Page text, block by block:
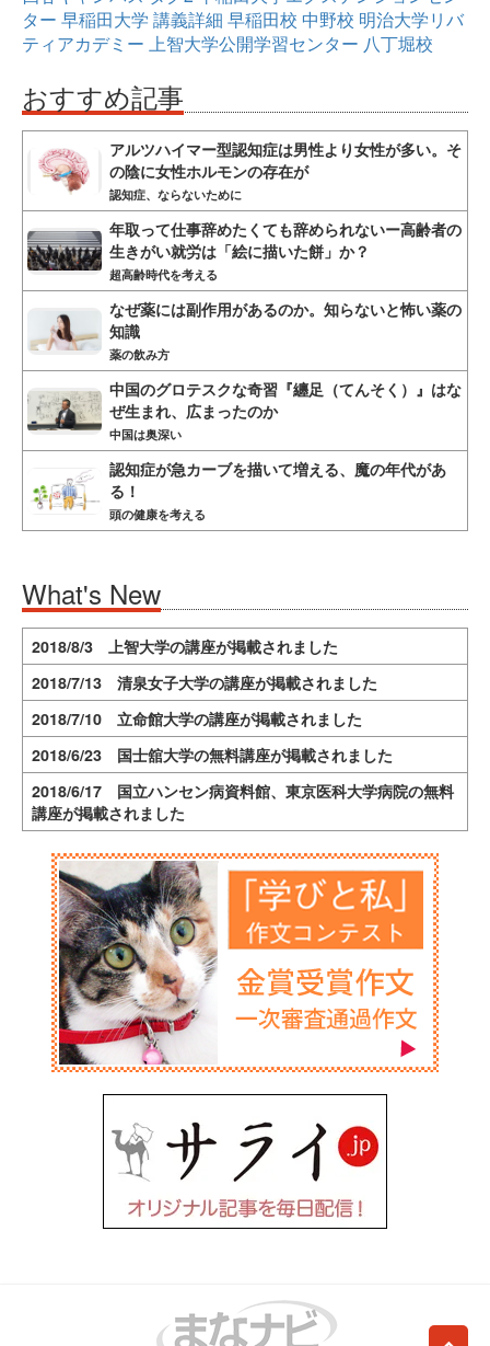
ター 早稲田大学 講義詳細 早稲田校 中野校 明治大学リバ
ティアカデミー 上智大学公開学習センター 八丁堀校
おすすめ記事
アルツハイマー型認知症は男性より女性が多い。そ
の陰に女性ホルモンの存在が
認知症、ならないために
年取って仕事辞めたくても辞められないー高齢者の
生きがい就労は「絵に描いた餅」か？
超高齢時代を考える
なぜ薬には副作用があるのか。知らないと怖い薬の
知識
薬の飲み方
中国のグロテスクな奇習『纏足（てんそく）』はな
ぜ生まれ、広まったのか
中国は奥深い
認知症が急カーブを描いて増える、魔の年代があ
る！
頭の健康を考える
What's New
2018/8/3 上智大学の講座が掲載されました
2018/7/13 清泉女子大学の講座が掲載されました
2018/7/10 立命館大学の講座が掲載されました
2018/6/23 国士舘大学の無料講座が掲載されました
2018/6/17 国立ハンセン病資料館、東京医科大学病院の無料
講座が掲載されました